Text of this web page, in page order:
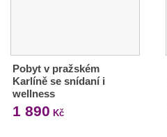
Pobyt v pražském
Karlíně se snídaní i
wellness
1 890 Kč